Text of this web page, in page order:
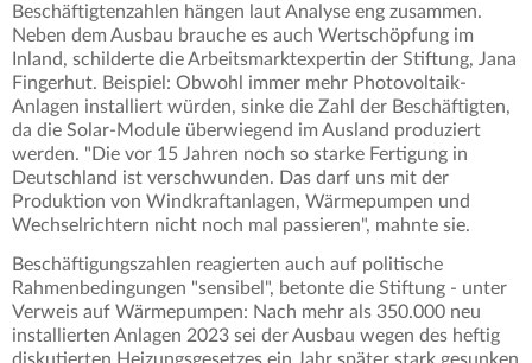
Beschäftigtenzahlen hängen laut Analyse eng zusammen.
Neben dem Ausbau brauche es auch Wertschöpfung im
Inland, schilderte die Arbeitsmarktexpertin der Stiftung, Jana
Fingerhut. Beispiel: Obwohl immer mehr Photovoltaik-
Anlagen installiert würden, sinke die Zahl der Beschäftigten,
da die Solar-Module überwiegend im Ausland produziert
werden. "Die vor 15 Jahren noch so starke Fertigung in
Deutschland ist verschwunden. Das darf uns mit der
Produktion von Windkraftanlagen, Wärmepumpen und
Wechselrichtern nicht noch mal passieren", mahnte sie.
Beschäftigungszahlen reagierten auch auf politische
Rahmenbedingungen "sensibel", betonte die Stiftung - unter
Verweis auf Wärmepumpen: Nach mehr als 350.000 neu
installierten Anlagen 2023 sei der Ausbau wegen des heftig